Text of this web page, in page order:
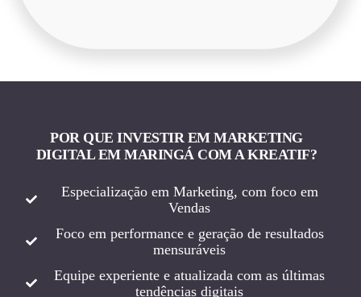
POR QUE INVESTIR EM MARKETING
DIGITAL EM MARINGÁ COM A KREATIF?
Especialização em Marketing, com foco em
Vendas
Foco em performance e geração de resultados
mensuráveis
Equipe experiente e atualizada com as últimas
tendências digitais